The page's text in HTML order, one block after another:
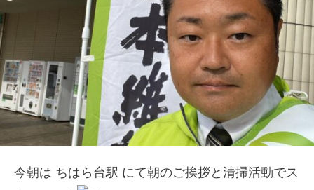
今朝は ちはら台駅 にて朝のご挨拶と清掃活動でス